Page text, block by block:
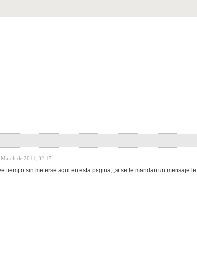
de 2011, 02:17
tiempo sin meterse aqui en esta pagina,,,si se le mandan un mensaje